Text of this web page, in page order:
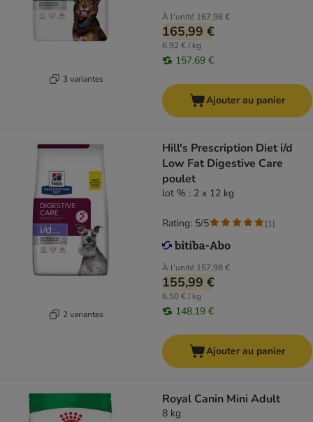
3 variantes
À l'unité 167,98 €
165,99 €
6,92 € / kg
157,69 €
Ajouter au panier
2 variantes
Hill's Prescription Diet i/d
Low Fat Digestive Care
poulet
lot % : 2 x 12 kg
À l'unité 157,98 €
155,99 €
6,50 € / kg
148,19 €
Rating: 5/5 (1)
Ajouter au panier
Royal Canin Mini Adult
8 kg